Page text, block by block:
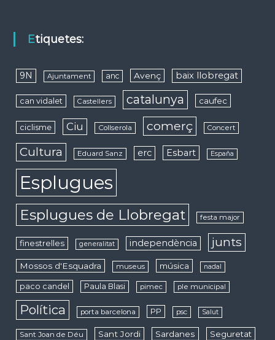
Etiquetes:
9N Ajuntament anc Avenç baix llobregat
can vidalet Castellers catalunya caufec
ciclisme Ciu Collserola comerç Concert
Cultura Eduard Sanz erc Esbart España
Esplugues
Esplugues de Llobregat festa major
finestrelles generalitat independència junts
Mossos d'Esquadra museus música nadal
paco candel Paula Blasi pimec ple municipal
Política porta barcelona PP psc Salut
Sant Joan de Déu Sant Jordi Sardanes Seguretat